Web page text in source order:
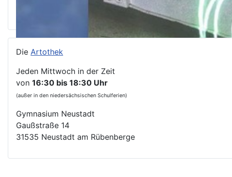
Die Artothek
Jeden Mittwoch in der Zeit
von 16:30 bis 18:30 Uhr
(außer in den niedersächsischen Schulferien)
Gymnasium Neustadt
Gaußstraße 14
31535 Neustadt am Rübenberge